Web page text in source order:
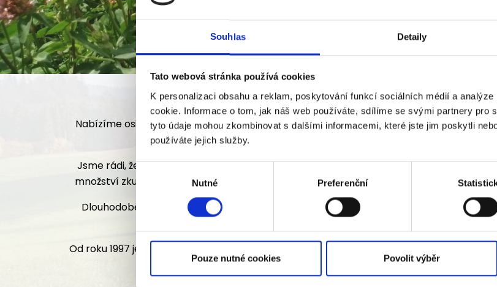
Souhlas Detaily
Tato webová stránka používá cookies
K personalizaci obsahu a reklam, poskytování funkcí sociálních médií a
cookie. Informace o tom, jak náš web používáte, sdílíme se svými partnery pro
tyto údaje mohou zkombinovat s dalšími informacemi, které jste jim poskytli
používáte jejich služby.
Výběr
souhlasu
Nutné Preferenční
Pouze nutné cookies Povolit výběr
Nabízíme osiva kukuřice, slunečnice, řepky ozimé, obilovin, luskovin, jetele, vojtěšky,
Jsme rádi, že jste projevili zájem o naši společnost, která již více než 20 let působí na
množství zkušeností v oboru, řadu obchodních partnerů a hlavně nespočet
Dlouhodobě se zaměřujeme na suchovzdorné a mrazuvzdorné pícní i trávníkové
Od roku 1997 je jednou z našich hlavních aktivit také množení výhradně českých odrůd
téměř celé Moravy a východních